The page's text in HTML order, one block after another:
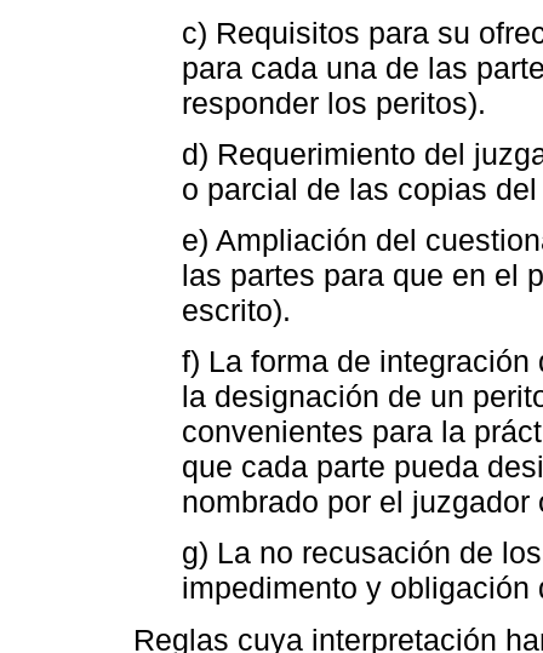
c) Requisitos para su
para cada una de las
responder los peritos).
d) Requerimiento del
o parcial de las copias
e) Ampliación del
las partes para que en el
escrito).
f) La forma de
la designación de un
convenientes para la
que cada parte pueda
nombrado por el
g) La no recusación de
impedimento y obligación
Reglas cuya interpretación